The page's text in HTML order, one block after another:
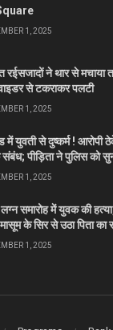
1, 2025
ने थार से मचाया
से टकराकर पलटी
1, 2025
में युवती से दुष्कर्म ! आरोपी
संबंध; पीड़िता ने पुलिस को
1, 2025
लग्न समारोह में युवक की
के सिर से उठा पिता का
1, 2025